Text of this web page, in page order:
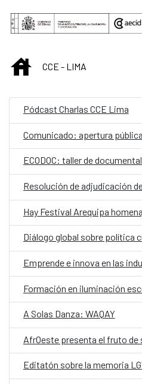
Saltar al contenido principal
INICIOCCE - LIMA
Pódcast Charlas CCE Lima
Comunicado: apertura
ECODOC: taller de
Formación en iluminación
A Solas Danza: WAQAY